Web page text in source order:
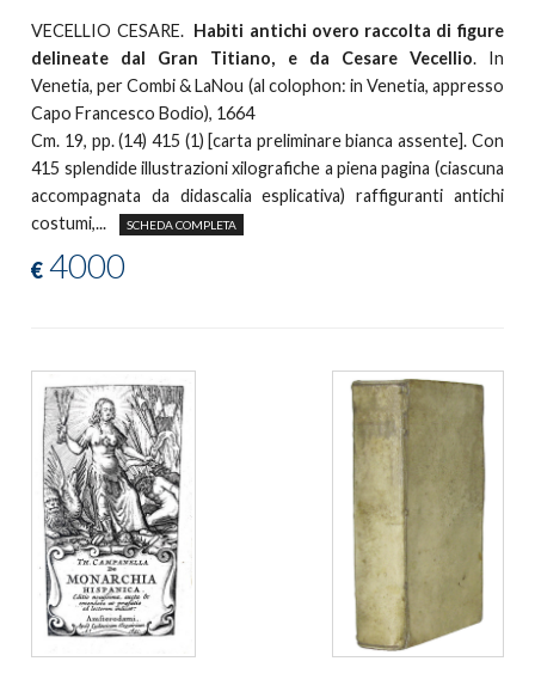
VECELLIO CESARE. Habiti antichi overo raccolta di figure
delineate dal Gran Titiano, e da Cesare Vecellio. In
Venetia, per Combi & LaNou (al colophon: in Venetia, appresso
Capo Francesco Bodio), 1664
Cm. 19, pp. (14) 415 (1) [carta preliminare bianca assente]. Con
415 splendide illustrazioni xilografiche a piena pagina (ciascuna
accompagnata da didascalia esplicativa) raffiguranti antichi
costumi,...
SCHEDA COMPLETA
€ 4000